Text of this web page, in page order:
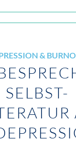
&
SELBST-